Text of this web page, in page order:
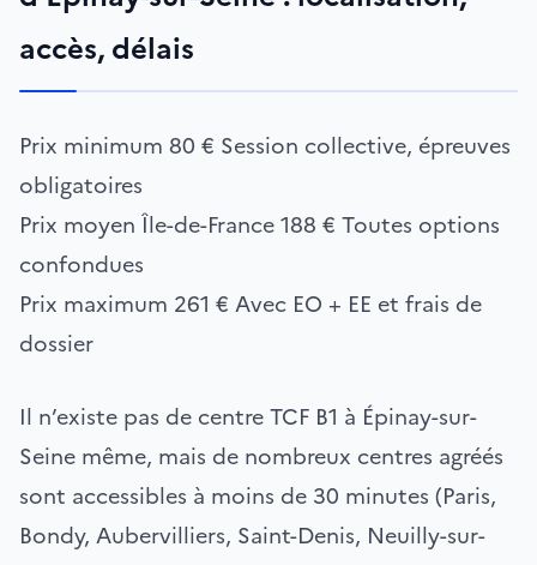
accès, délais
Prix minimum 80 € Session collective, épreuves
obligatoires
Prix moyen Île-de-France188 € Toutes options
confondues
Prix maximum 261 € Avec EO + EE et frais de
dossier
Il n’existe pas de centre TCF B1 à Épinay-sur-
Seine même, mais de nombreux centres agréés
sont accessibles à moins de 30 minutes (Paris,
Bondy, Aubervilliers, Saint-Denis, Neuilly-sur-